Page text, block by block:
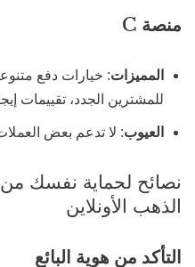
منصة C
المميزات: خيارات دفع
للمشترين الجدد، تقييمات
العيوب: لا تدعم بعض
نصائح لحماية نفسك من
الذهب الأونلاين
التأكد من هوية البائع